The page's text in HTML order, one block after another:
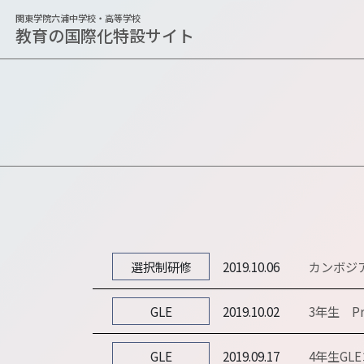
関東学院六浦中学校・高等学校
教育の国際化特設サイト
選択制研修 2019.10.06 カンボジ
GLE 2019.10.02 3年生
GLE 2019.09.17 4年生